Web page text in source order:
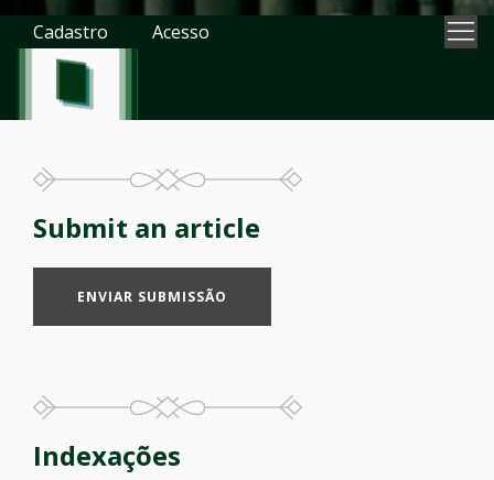
Cadastro Acesso
Submit an article
ENVIAR SUBMISSÃO
Indexações